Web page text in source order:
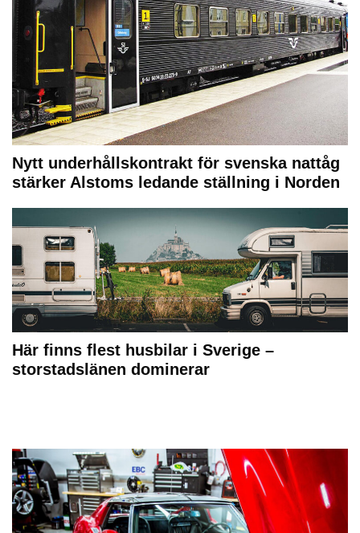
Nytt underhållskontrakt för svenska nattåg
stärker Alstoms ledande ställning i Norden
Här finns flest husbilar i Sverige –
storstadslänen dominerar